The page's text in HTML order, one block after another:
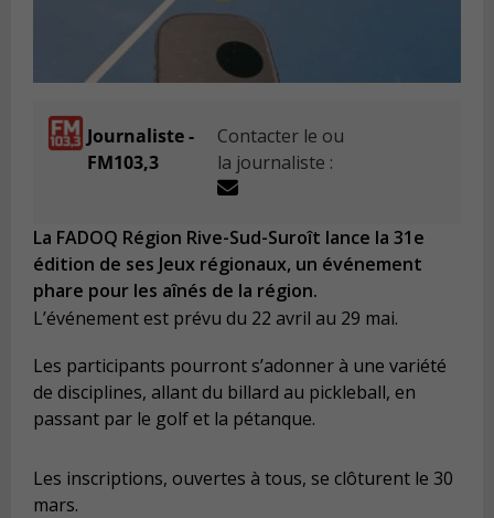
Journaliste -
FM103,3
Contacter le ou
la journaliste :
La FADOQ Région Rive-Sud-Suroît lance la 31e
édition de ses Jeux régionaux, un événement
phare pour les aînés de la région.
L’événement est prévu du 22 avril au 29 mai.
Les participants pourront s’adonner à une variété
de disciplines, allant du billard au pickleball, en
passant par le golf et la pétanque.
Les inscriptions, ouvertes à tous, se clôturent le 30
mars.